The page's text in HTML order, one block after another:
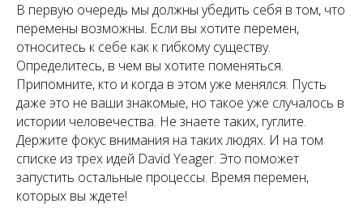
В первую очередь мы должны убедить себя в том, что
перемены возможны. Если вы хотите перемен,
относитесь к себе как к гибкому существу.
Определитесь, в чем вы хотите поменяться.
Припомните, кто и когда в этом уже менялся. Пусть
даже это не ваши знакомые, но такое уже случалось в
истории человечества. Не знаете таких, гуглите.
Держите фокус внимания на таких людях. И на том
списке из трех идей David Yeager. Это поможет
запустить остальные процессы. Время перемен,
которых вы ждете!